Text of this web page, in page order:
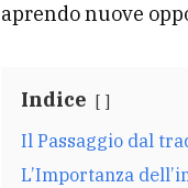
aprendo nuove
Indice
Il Passaggio dal
L’Importanza